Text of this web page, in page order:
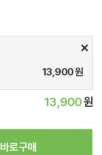
13,900원
13,900원
바로구매